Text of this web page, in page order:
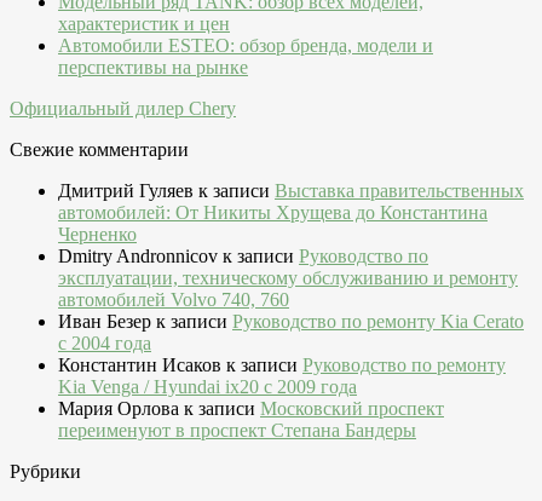
характеристик и цен
Автомобили ESTEO: обзор бренда, модели и
перспективы на рынке
Официальный дилер Chery
Свежие комментарии
Дмитрий Гуляев к записи Выставка правительственных
автомобилей: От Никиты Хрущева до Константина
Черненко
Dmitry Andronnicov к записи Руководство по
эксплуатации, техническому обслуживанию и ремонту
автомобилей Volvo 740, 760
Иван Безер к записи Руководство по ремонту Kia Cerato
c 2004 года
Константин Исаков к записи Руководство по ремонту
Kia Venga / Hyundai ix20 c 2009 года
Мария Орлова к записи Московский проспект
переименуют в проспект Степана Бандеры
Рубрики